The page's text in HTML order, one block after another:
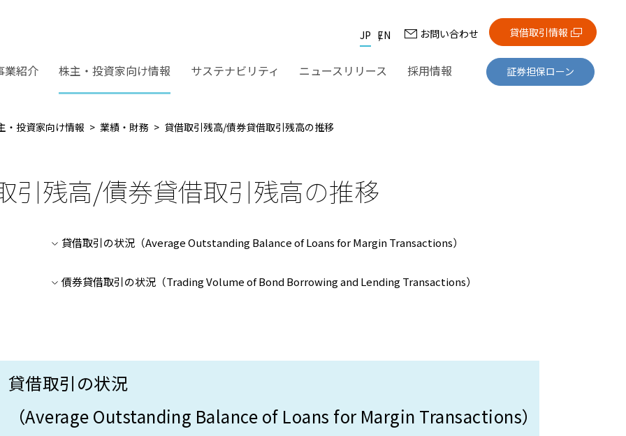
JP EN お問い合わせ 貸借取引情報
業紹介 株主・投資家向け情報 サステナビリティ ニュースリリース 採用情報 証券担保ローン
・投資家向け情報 業績・財務 貸借取引残高/債券貸借取引残高の推移
引残高/債券貸借取引残高の推移
貸借取引の状況（Average Outstanding Balance of Loans for Margin Transactions）
債券貸借取引の状況（Trading Volume of Bond Borrowing and Lending Transactions）
貸借取引の状況
（Average Outstanding Balance of Loans for Margin Transactions）